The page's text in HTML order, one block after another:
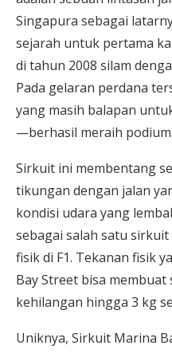
Singapura sebagai
sejarah untuk pertama
di tahun 2008 silam
Pada gelaran perdana
yang masih balapan
—berhasil meraih
Sirkuit ini membentang
tikungan dengan jalan
kondisi udara yang
sebagai salah satu
fisik di F1. Tekanan fisik
Bay Street bisa
kehilangan hingga 3 kg
Uniknya, Sirkuit Marina